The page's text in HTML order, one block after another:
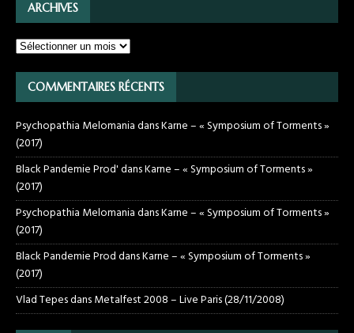
ARCHIVES
COMMENTAIRES RÉCENTS
Psychopathia MelomaniadansKarne – « Symposium of Torments »
(2017)
Black Pandemie Prod'dansKarne – « Symposium of Torments »
(2017)
Psychopathia MelomaniadansKarne – « Symposium of Torments »
(2017)
Black Pandemie ProddansKarne – « Symposium of Torments »
(2017)
Vlad TepesdansMetalfest 2008 – Live Paris (28/11/2008)